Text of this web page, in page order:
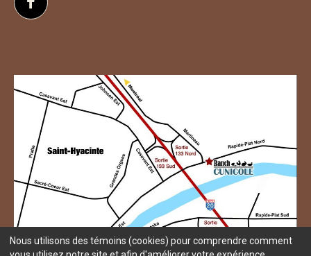
Suivez-nous sur Facebook
Nous utilisons des témoins (cookies) pour comprendre comment